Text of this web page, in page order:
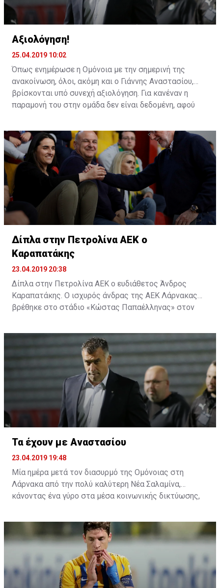
Αξιολόγηση!
25.04.2019 10:02
Όπως ενημέρωσε η Ομόνοια με την σημερινή της
ανακοίνωση, όλοι, ακόμη και ο Γιάννης Αναστασίου,
βρίσκονται υπό συνεχή αξιολόγηση. Για κανέναν η
παραμονή του στην ομάδα δεν είναι δεδομένη, αφού
Δίπλα στην Πετρολίνα ΑΕΚ ο
Καραπατάκης
23.04.2019 20:38
Δίπλα στην Πετρολίνα ΑΕΚ ο ευδιάθετος Άνδρος
Καραπατάκης. Ο ισχυρός άνδρας της ΑΕΚ Λάρνακας
βρέθηκε στο στάδιο «Κώστας Παπαέλληνας» στον
δεύτερο αγώνα της σειράς της Πετρολίνας ΑΕΚ με τον
Τα έχουν με Αναστασίου
23.04.2019 19:48
Μία ημέρα μετά τον διασυρμό της Ομόνοιας στη
Λάρνακα από την πολύ καλύτερη Νέα Σαλαμίνα,
κάνοντας ένα γύρο στα μέσα κοινωνικής δικτύωσης,
προπονητή. Η συμπεριφορά του μετά το τέλος του
αγώνα στη δημοσιογραφική γι' άλλη μία φορά δεν ήταν
η πρέπων, αφού πολλοί είναι αυτοί που πιστεύουν ότι
τουλάχιστον αυτό έπρεπε να λεχθεί από τα χείλη του
Ελλαδίτη τεχνικό ήταν μία συγνώμη.